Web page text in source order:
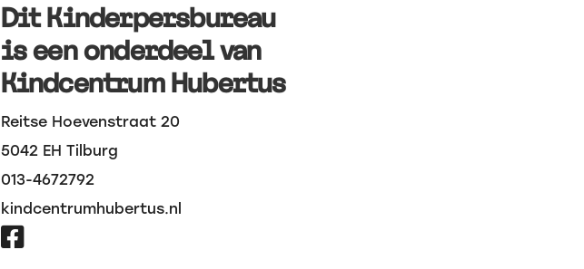
Dit Kinderpersbureau
is een onderdeel van
Kindcentrum Hubertus
Reitse Hoevenstraat 20
5042 EH Tilburg
013-4672792
kindcentrumhubertus.nl
